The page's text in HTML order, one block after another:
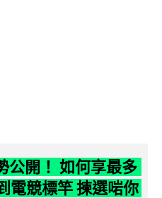
公開！ 如何享最多
競標竿 揀選啱你